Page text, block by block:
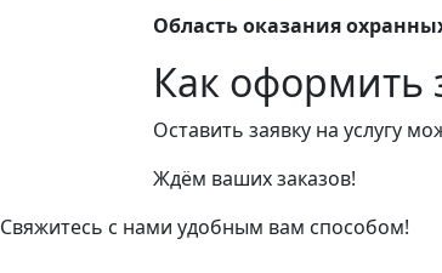
Область оказания
Как оформить
Оставить заявку на услугу
Ждём ваших заказов!
Свяжитесь с нами удобным вам способом!